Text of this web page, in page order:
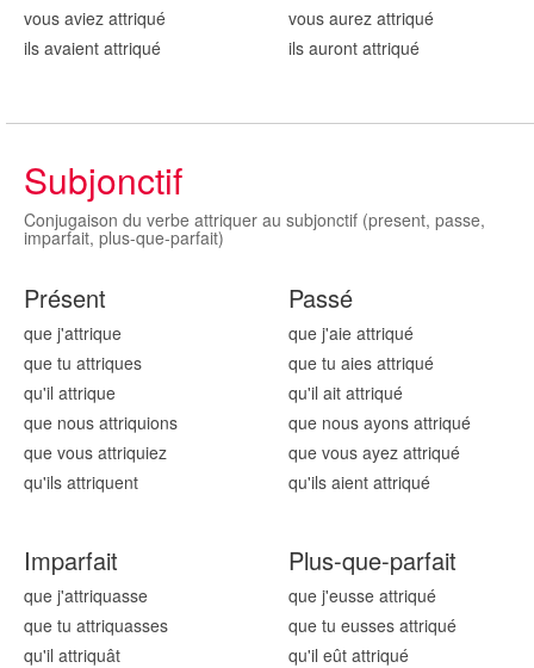
vous aviez attriqué
ils avaient attriqué
vous aurez attriqué
ils auront attriqué
Subjonctif
Conjugaison du verbe attriquer au subjonctif (present, passe,
imparfait, plus-que-parfait)
Présent
que j'attrique
que tu attriques
qu'il attrique
que nous attriquions
que vous attriquiez
qu'ils attriquent
Passé
que j'aie attriqué
que tu aies attriqué
qu'il ait attriqué
que nous ayons attriqué
que vous ayez attriqué
qu'ils aient attriqué
Imparfait
que j'attriquasse
que tu attriquasses
qu'il attriquât
Plus-que-parfait
que j'eusse attriqué
que tu eusses attriqué
qu'il eût attriqué